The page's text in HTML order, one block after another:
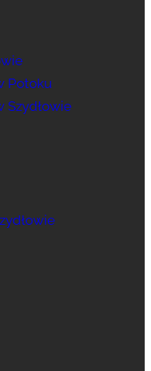
Potoku
Szydłowie